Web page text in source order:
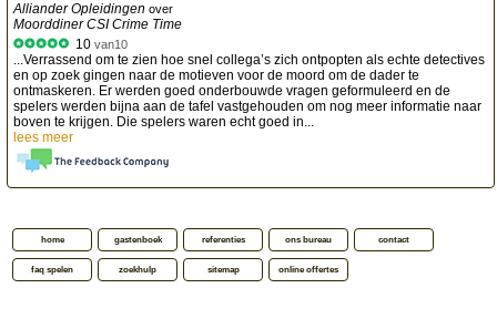
Alliander Opleidingen over
Moorddiner CSI Crime Time
10van10
...Verrassend om te zien hoe snel collega’s zich ontpopten als echte detectives
en op zoek gingen naar de motieven voor de moord om de dader te
ontmaskeren. Er werden goed onderbouwde vragen geformuleerd en de
spelers werden bijna aan de tafel vastgehouden om nog meer informatie naar
boven te krijgen. Die spelers waren echt goed in...
lees meer
home gastenboek referenties ons bureau contact
faq spelen zoekhulp sitemap online offertes